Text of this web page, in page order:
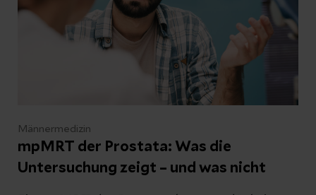
Männermedizin
mpMRT der Prostata: Was die
Untersuchung zeigt – und was nicht